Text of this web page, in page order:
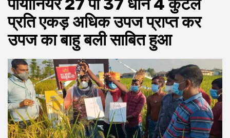
पायोनियर 27 पी 37 धान 4 कुंटल
प्रति एकड़ अधिक उपज प्राप्त कर
उपज का बाहु बली साबित हुआ